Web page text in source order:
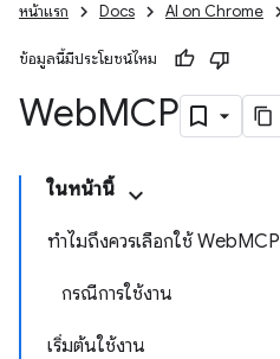
หน้าแรก Docs AI on Chrome
ข้อมูลนี้มีประโยชน์ไหม
WebMCP
ในหน้านี้
ทำไมถึงควรเลือกใช้ WebMCP
กรณีการใช้งาน
เริ่มต้นใช้งาน